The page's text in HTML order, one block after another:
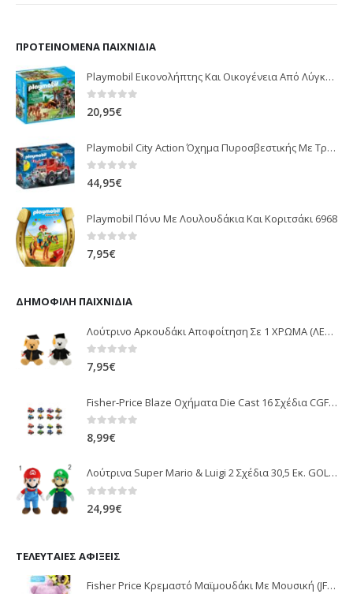
ΠΡΟΤΕΙΝΌΜΕΝΑ ΠΑΙΧΝΊΔΙΑ
Playmobil Εικονολήπτης Και Οικογένεια Από Λύγκες 5561
0 out of 5
20,95€
Playmobil City Action Όχημα Πυροσβεστικής Με Τροχαλία Ρυμούλκησης 9466
0 out of 5
44,95€
Playmobil Πόνυ Με Λουλουδάκια Και Κοριτσάκι 6968
0out of 5
7,95€
ΔΗΜΟΦΙΛΉ ΠΑΙΧΝΊΔΙΑ
Λούτρινο Αρκουδάκι Αποφοίτηση Σε 1 ΧΡΩΜΑ (ΛΕΥΚΟ)25Εκ 1850
0out of 5
7,95€
Fisher-Price Blaze Οχήματα Die Cast 16 Σχέδια CGF20
0 out of 5
8,99€
Λούτρινα Super Mario & Luigi 2 Σχέδια 30,5 Εκ. GOL13769
0 out of 5
24,99€
ΤΕΛΕΥΤΑΊΕΣ ΑΦΊΞΕΙΣ
Fisher Price Κρεμαστό Μαϊμουδάκι Με Μουσική (JFF02)